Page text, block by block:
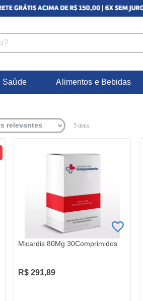
Saúde Alimentos e Bebidas
5itens
Micardis 80Mg 30Comprimidos
R$ 291,89